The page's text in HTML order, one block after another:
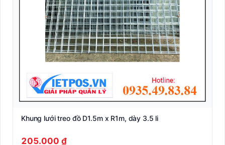
Khung lưới treo đồ D1.5m x R1m, dày 3.5 li
205.000 ₫